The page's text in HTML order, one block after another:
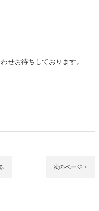
せお待ちしております。
次のページ >